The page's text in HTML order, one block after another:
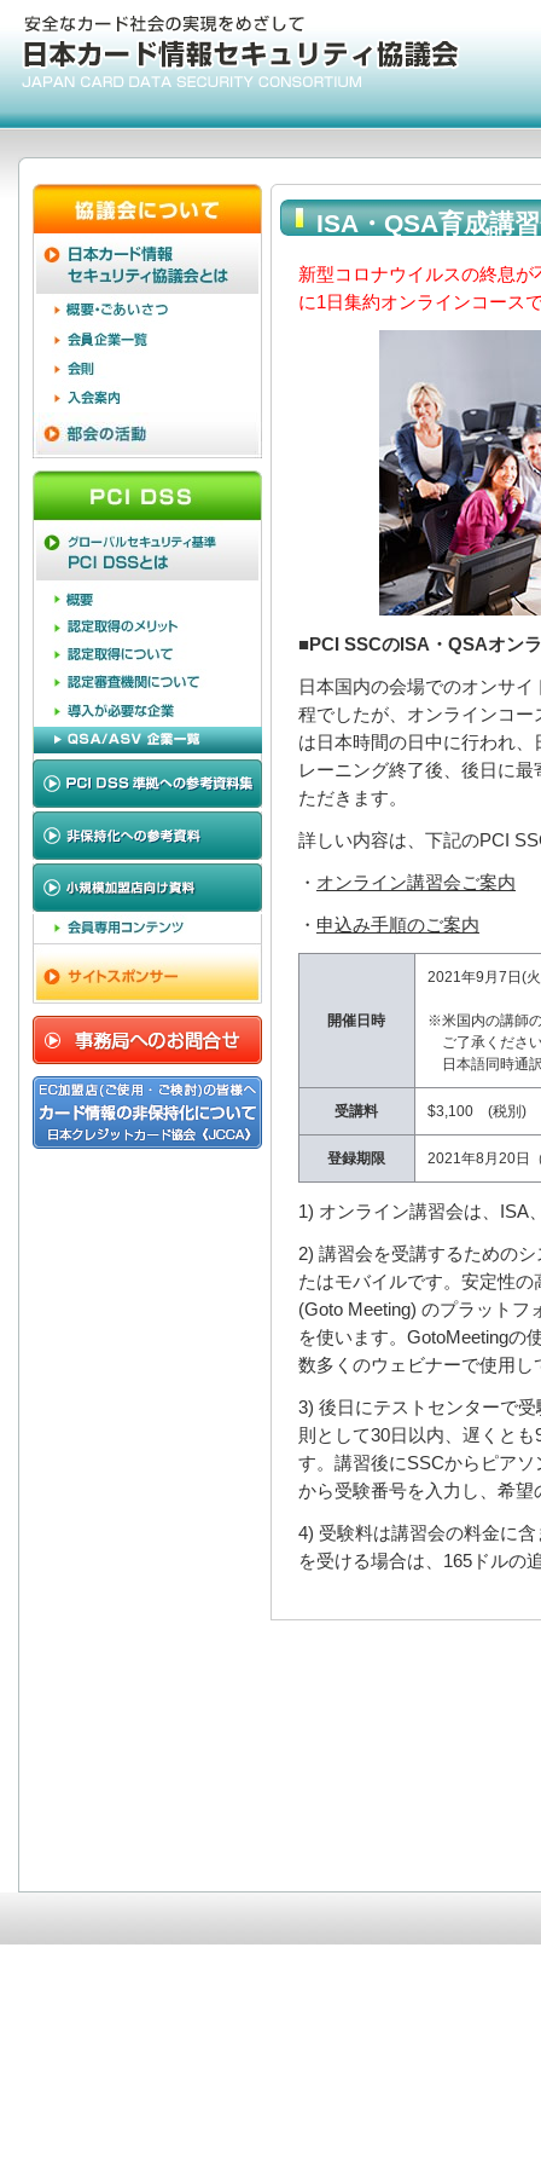
ISA・QSA育成講
新型コロナウイルスの終息
に1日集約オンラインコース
■PCI SSCのISA・QSAオン
日本国内の会場でのオンサ
程でしたが、オンラインコ
は日本時間の日中に行われ
レーニング終了後、後日に
ただきます。
詳しい内容は、下記のPCI
・ オンライン講習会ご案内
・ 申込み手順のご案内
開催日時
2021年9月7日(
※米国内の講師
ご了承くださ
日本語同時通
受講料 $3,100 (税別)
登録期限 2021年8月20日
1) オンライン講習会は、ISA
2) 講習会を受講するための
たはモバイルです。安定性の
(Goto Meeting) のプラット
を使います。GotoMeetingの
数多くのウェビナーで使用し
3) 後日にテストセンターで
則として30日以内、遅くと
す。講習後にSSCからピア
から受験番号を入力し、希
4) 受験料は講習会の料金に
を受ける場合は、165ドルの